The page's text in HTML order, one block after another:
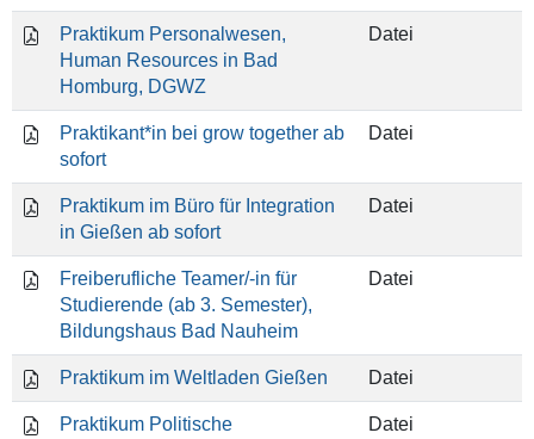
Praktikum Personalwesen,
Human Resources in Bad
Homburg, DGWZ
Datei
Praktikant*in bei grow together ab
sofort
Datei
Praktikum im Büro für Integration
in Gießen ab sofort
Datei
Freiberufliche Teamer/-in für
Studierende (ab 3. Semester),
Bildungshaus Bad Nauheim
Datei
Praktikum im Weltladen Gießen Datei
Praktikum Politische
Datei